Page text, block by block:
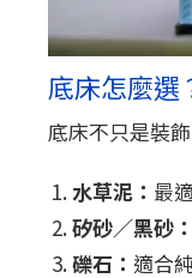
底床怎麼選
底床不只是裝
水草泥： 最
矽砂／黑砂：
礫石： 適合